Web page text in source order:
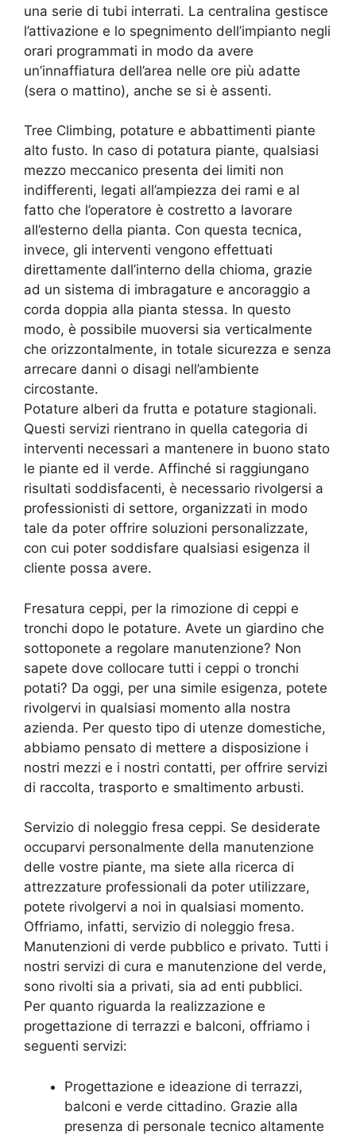
una serie di tubi interrati. La centralina gestisce
l’attivazione e lo spegnimento dell’impianto negli
orari programmati in modo da avere
un’innaffiatura dell’area nelle ore più adatte
(sera o mattino), anche se si è assenti.
Tree Climbing, potature e abbattimenti piante
alto fusto. In caso di potatura piante, qualsiasi
mezzo meccanico presenta dei limiti non
indifferenti, legati all’ampiezza dei rami e al
fatto che l’operatore è costretto a lavorare
all’esterno della pianta. Con questa tecnica,
invece, gli interventi vengono effettuati
direttamente dall’interno della chioma, grazie
ad un sistema di imbragature e ancoraggio a
corda doppia alla pianta stessa. In questo
modo, è possibile muoversi sia verticalmente
che orizzontalmente, in totale sicurezza e senza
arrecare danni o disagi nell’ambiente
circostante.
Potature alberi da frutta e potature stagionali.
Questi servizi rientrano in quella categoria di
interventi necessari a mantenere in buono stato
le piante ed il verde. Affinché si raggiungano
risultati soddisfacenti, è necessario rivolgersi a
professionisti di settore, organizzati in modo
tale da poter offrire soluzioni personalizzate,
con cui poter soddisfare qualsiasi esigenza il
cliente possa avere.
Fresatura ceppi, per la rimozione di ceppi e
tronchi dopo le potature. Avete un giardino che
sottoponete a regolare manutenzione? Non
sapete dove collocare tutti i ceppi o tronchi
potati? Da oggi, per una simile esigenza, potete
rivolgervi in qualsiasi momento alla nostra
azienda. Per questo tipo di utenze domestiche,
abbiamo pensato di mettere a disposizione i
nostri mezzi e i nostri contatti, per offrire servizi
di raccolta, trasporto e smaltimento arbusti.
Servizio di noleggio fresa ceppi. Se desiderate
occuparvi personalmente della manutenzione
delle vostre piante, ma siete alla ricerca di
attrezzature professionali da poter utilizzare,
potete rivolgervi a noi in qualsiasi momento.
Offriamo, infatti, servizio di noleggio fresa.
Manutenzioni di verde pubblico e privato. Tutti i
nostri servizi di cura e manutenzione del verde,
sono rivolti sia a privati, sia ad enti pubblici.
Per quanto riguarda la realizzazione e
progettazione di terrazzi e balconi, offriamo i
seguenti servizi:
Progettazione e ideazione di terrazzi,
balconi e verde cittadino. Grazie alla
presenza di personale tecnico altamente